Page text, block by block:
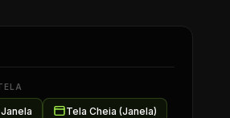
Tela Cheia (Janela)